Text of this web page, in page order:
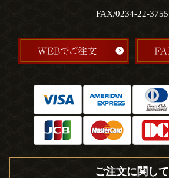
FAX/0234-22-3755
ご注文に関して